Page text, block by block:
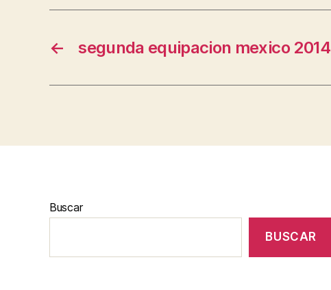
← segunda equipacion mexico 2014
Buscar
BUSCAR